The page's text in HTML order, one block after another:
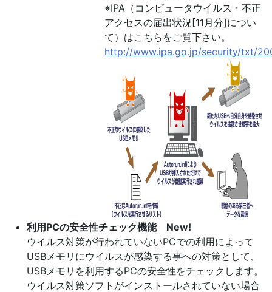
※IPA（コンピュータウイルス・不正
アクセスの届出状況[11月分]につい
て）はこちらをご覧下さい。
http://www.ipa.go.jp/security/txt/
利用PCの安全性チェック機能 New!
ウイルス対策が行われていないPCでの利用によって
USBメモリにウイルスが感染する事への対策として、
USBメモリを利用するPCの安全性をチェックします。
ウイルス対策ソフトがインストールされていない場合